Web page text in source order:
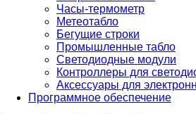
Часы-термометр
Метеотабло
Бегущие строки
Промышленные табло
Светодиодные модули
Контроллеры для
Аксессуары для
Программное обеспечение